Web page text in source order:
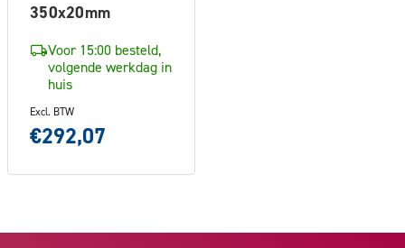
350x20mm
Voor 15:00 besteld,
volgende werkdag in
huis
Excl. BTW
€292,07